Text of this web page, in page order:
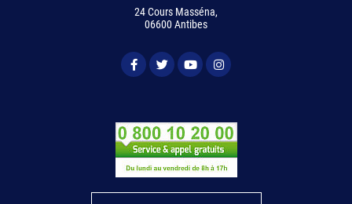
24 Cours Masséna,
06600 Antibes